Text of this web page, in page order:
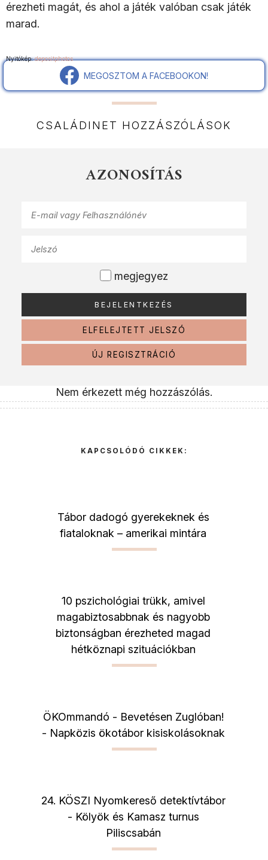
érezheti magát, és ahol a játék valóban csak játék
marad.
Nyitókép:depositphotos
MEGOSZTOM A FACEBOOKON!
CSALÁDINET HOZZÁSZÓLÁSOK
AZONOSÍTÁS
megjegyez
ELFELEJTETT JELSZÓ
ÚJ REGISZTRÁCIÓ
Nem érkezett még hozzászólás.
KAPCSOLÓDÓ CIKKEK:
Tábor dadogó gyerekeknek és
fiataloknak – amerikai mintára
10 pszichológiai trükk, amivel
magabiztosabbnak és nagyobb
biztonságban érezheted magad
hétköznapi szituációkban
ÖKOmmandó - Bevetésen Zuglóban!
- Napközis ökotábor kisiskolásoknak
24. KÖSZI Nyomkereső detektívtábor
- Kölyök és Kamasz turnus
Piliscsabán